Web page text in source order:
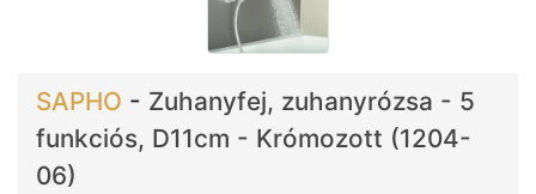
SAPHO - Zuhanyfej, zuhanyrózsa - 5
funkciós, D11cm - Krómozott (1204-
06)